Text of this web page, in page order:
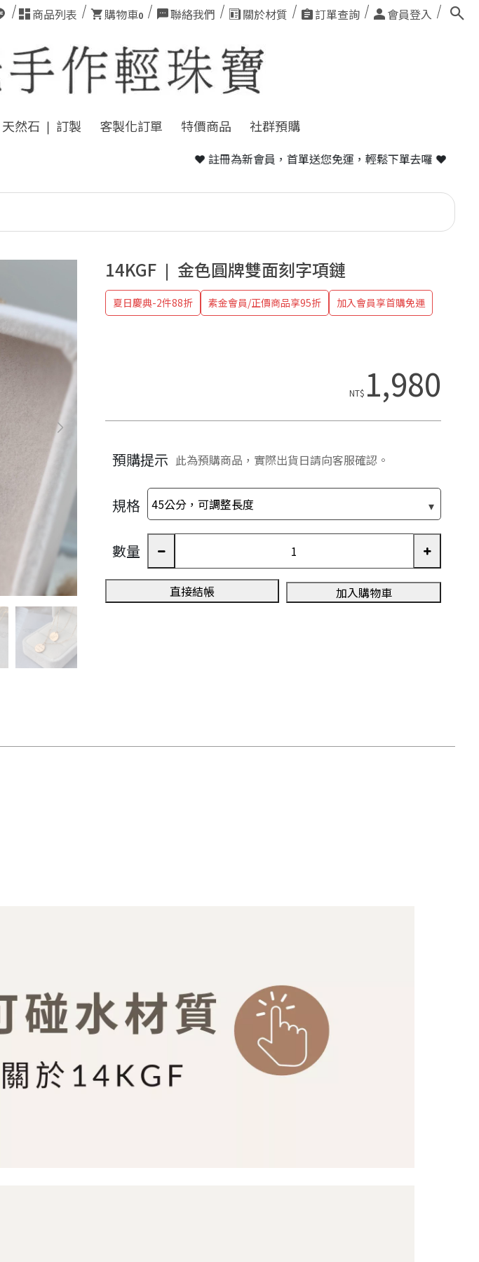
商品列表 購物車0 聯絡我們 關於材質 訂單查詢 會員登入
天然石 ❘ 訂製 客製化訂單 特價商品 社群預購
❤ 註冊為新會員，首單送您免運，輕鬆下單去囉 ❤
14KGF ❘ 金色圓牌雙面刻字項鏈
夏日慶典-2件88折 素金會員/正價商品享95折 加入會員享首購免運
NT$ 1,980
預購提示 此為預購商品，實際出貨日請向客服確認。
規格
數量
直接結帳 加入購物車